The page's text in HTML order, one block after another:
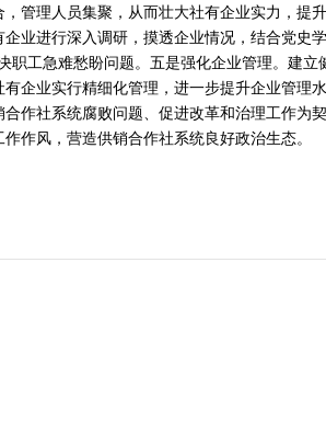
管理人员集聚，从而壮大社有企业实力，提升
业进行深入调研，摸透企业情况，结合党史
职工急难愁盼问题。五是强化企业管理。建立
企业实行精细化管理，进一步提升企业管理水
作社系统腐败问题、促进改革和治理工作为
作风，营造供销合作社系统良好政治生态。